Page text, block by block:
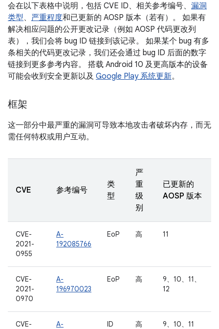
会在以下表格中说明，包括 CVE ID、相关参考编号、 漏洞
类型、 严重程度和已更新的 AOSP 版本（若有）。 如果有
解决相应问题的公开更改记录（例如 AOSP 代码更改列
表），我们会将 bug ID 链接到该记录。 如果某个 bug 有多
条相关的代码更改记录，我们还会通过 bug ID 后面的数字
链接到更多参考内容。 搭载 Android 10 及更高版本的设备
可能会收到安全更新以及 Google Play 系统更新。
框架
这一部分中最严重的漏洞可导致本地攻击者破坏内存，而无
需任何特权或用户互动。
CVE 参考编号
类
型
严
重
级
别
已更新的
AOSP 版本
CVE-
2021-
0955
A-
192085766
EoP 高 11
CVE-
2021-
0970
A-
196970023
EoP 高
9、10、11、
12
CVE-
A-
ID 高 9、10、11